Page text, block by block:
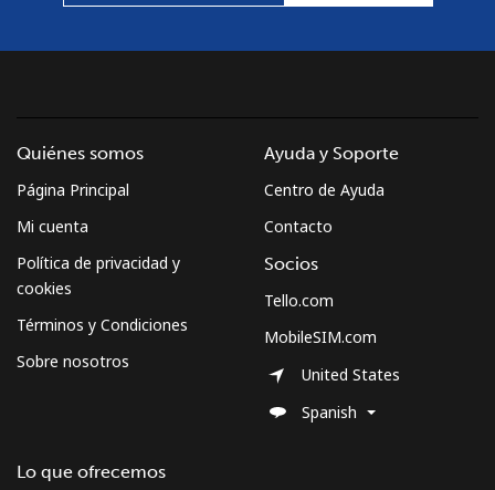
Quiénes somos
Página Principal
Mi cuenta
Política de privacidad y
cookies
Términos y Condiciones
Sobre nosotros
Lo que ofrecemos
Ayuda y Soporte
Centro de Ayuda
Contacto
Socios
Tello.com
MobileSIM.com
United States
Spanish